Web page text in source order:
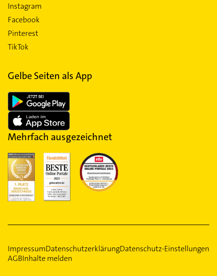
Instagram
Facebook
Pinterest
TikTok
Gelbe Seiten als App
Mehrfach ausgezeichnet
ImpressumDatenschutzerklärungDatenschutz-Einstellungen
AGBInhalte melden